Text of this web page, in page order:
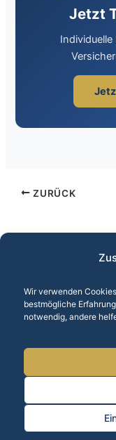
Wir verwenden
bestmögliche
notwendig, andere
Jetzt
ZURÜCK
Unsere Leistungen:
Copyright © 2026